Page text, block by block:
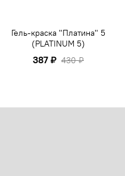
Гель-краска "Платина" 5
(PLATINUM 5)
387 ₽ 430 ₽